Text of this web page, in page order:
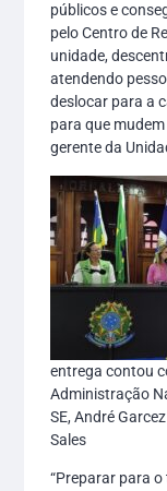
públicos e
pelo Centro de
unidade,
atendendo
deslocar para a
para que
gerente da
entrega contou
Administração
SE, André
Sales
“Preparar para